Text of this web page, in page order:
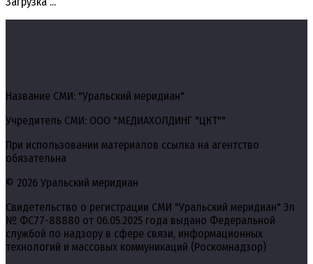
Название СМИ: "Уральский меридиан"
Учредитель СМИ: ООО "МЕДИАХОЛДИНГ "ЦКТ""
При использовании материалов ссылка на агентство
обязательна
© 2026 Уральский меридиан
Свидетельство о регистрации СМИ "Уральский меридиан" Эл
№ ФС77-88880 от 06.05.2025 года выдано Федеральной
службой по надзору в сфере связи, информационных
технологий и массовых коммуникаций (Роскомнадзор)